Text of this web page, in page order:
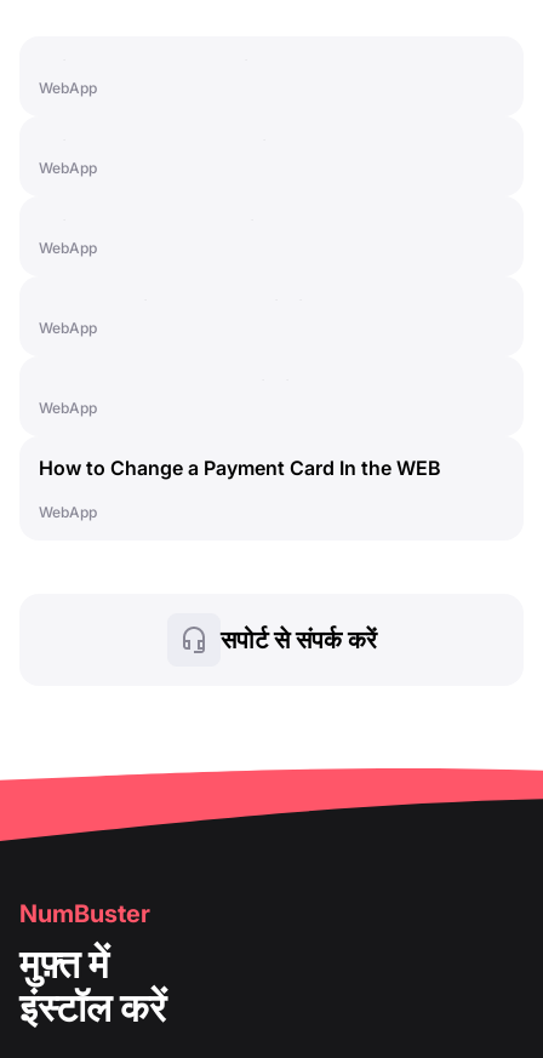
WebApp
WebApp
WebApp
WebApp
WebApp
How to Change a Payment Card In the WEB
WebApp
सपोर्ट से संपर्क करें
NumBuster
मुफ़्त में
इंस्टॉल करें